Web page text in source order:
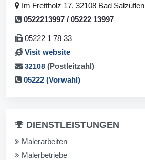
Im Frettholz 17, 32108 Bad Salzuflen
0522213997 / 05222 13997
05222 1 78 33
Visit website
32108 (Postleitzahl)
05222 (Vorwahl)
DIENSTLEISTUNGEN
Malerarbeiten
Malerbetriebe